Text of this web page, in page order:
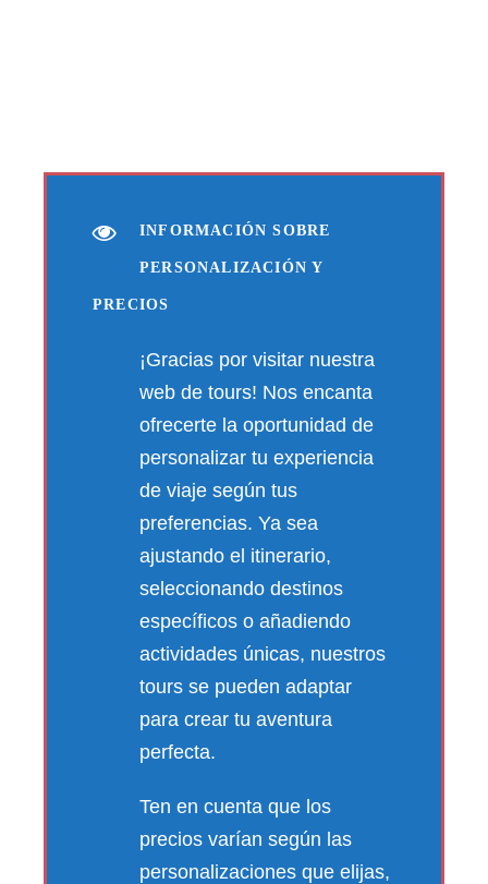
INFORMACIÓN SOBRE
PERSONALIZACIÓN Y
PRECIOS
¡Gracias por visitar nuestra
web de tours! Nos encanta
ofrecerte la oportunidad de
personalizar tu experiencia
de viaje según tus
preferencias. Ya sea
ajustando el itinerario,
seleccionando destinos
específicos o añadiendo
actividades únicas, nuestros
tours se pueden adaptar
para crear tu aventura
perfecta.
Ten en cuenta que los
precios varían según las
personalizaciones que elijas,